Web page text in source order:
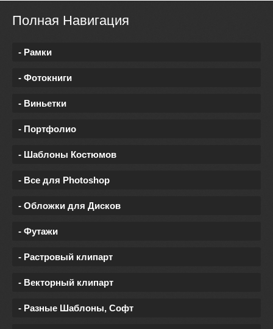
Полная Навигация
- Рамки
- Фотокниги
- Виньетки
- Портфолио
- Шаблоны Костюмов
- Все для Photoshop
- Обложки для Дисков
- Футажи
- Растровый клипарт
- Векторный клипарт
- Разные Шаблоны, Софт